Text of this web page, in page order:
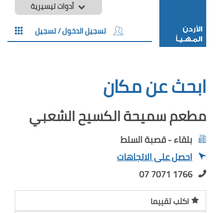
أدوات تيسيرية
تسجيل الدخول / تسجيل
ابحث عن مكان
مطعم سميحة الكسيح الشعبي
بلقاء - قصبة السلط
احصل على الاتجاهات
07 7071 1766
اكتب تقييما